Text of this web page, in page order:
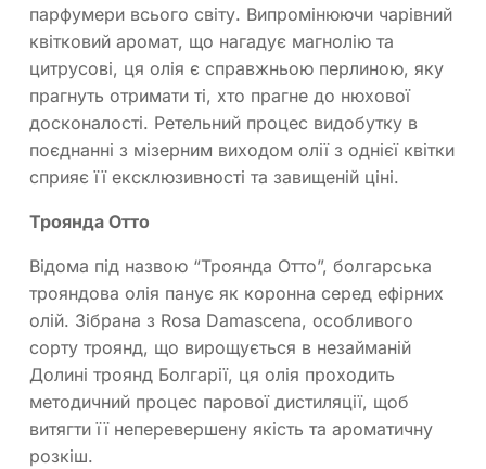
парфумери всього світу. Випромінюючи чарівний
квітковий аромат, що нагадує магнолію та
цитрусові, ця олія є справжньою перлиною, яку
прагнуть отримати ті, хто прагне до нюхової
досконалості. Ретельний процес видобутку в
поєднанні з мізерним виходом олії з однієї квітки
сприяє її ексклюзивності та завищеній ціні.
Троянда Отто
Відома під назвою “Троянда Отто”, болгарська
трояндова олія панує як коронна серед ефірних
олій. Зібрана з Rosa Damascena, особливого
сорту троянд, що вирощується в незайманій
Долині троянд Болгарії, ця олія проходить
методичний процес парової дистиляції, щоб
витягти її неперевершену якість та ароматичну
розкіш.